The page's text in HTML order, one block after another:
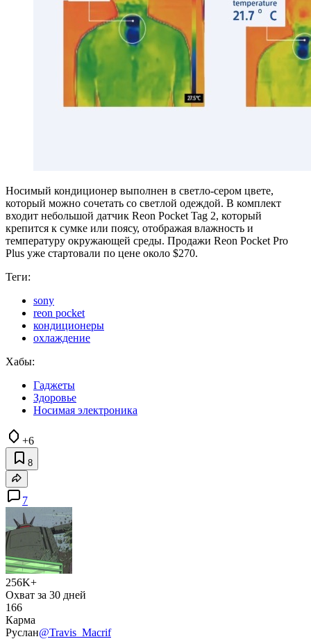
Носимый кондиционер выполнен в светло-сером цвете,
который можно сочетать со светлой одеждой. В комплект
входит небольшой датчик Reon Pocket Tag 2, который
крепится к сумке или поясу, отображая влажность и
температуру окружающей среды. Продажи Reon Pocket Pro
Plus уже стартовали по цене около $270.
Теги:
sony
reon pocket
кондиционеры
охлаждение
Хабы:
Гаджеты
Здоровье
Носимая электроника
+6
8
7
256K+
Охват за 30 дней
166
Карма
Руслан@Travis_Macrif